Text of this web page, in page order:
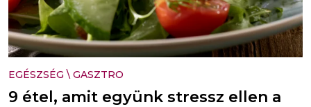
EGÉSZSÉG \ GASZTRO
9 étel, amit együnk stressz ellen a